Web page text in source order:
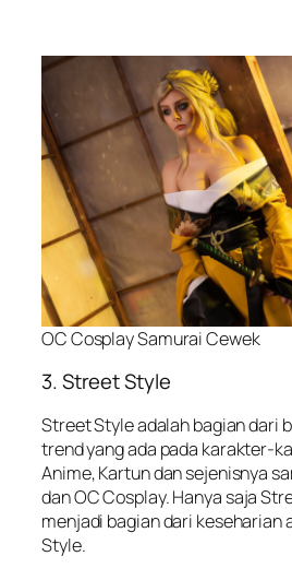
OC Cosplay Samurai Cewek
3. Street Style
Street Style adalah bagian dari
trend yang ada pada karakter-
Anime, Kartun dan sejenisnya
dan OC Cosplay. Hanya saja
menjadi bagian dari keseharian
Style.